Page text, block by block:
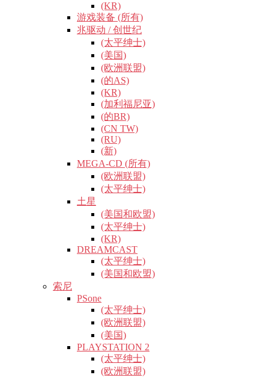
(KR)
游戏装备 (所有)
兆驱动 / 创世纪
(太平绅士)
(美国)
(欧洲联盟)
(的AS)
(KR)
(加利福尼亚)
(的BR)
(CN TW)
(RU)
(新)
MEGA-CD (所有)
(欧洲联盟)
(太平绅士)
土星
(美国和欧盟)
(太平绅士)
(KR)
DREAMCAST
(太平绅士)
(美国和欧盟)
索尼
PSone
(太平绅士)
(欧洲联盟)
(美国)
PLAYSTATION 2
(太平绅士)
(欧洲联盟)